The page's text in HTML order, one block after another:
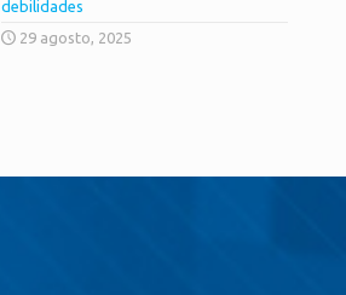
debilidades
29 agosto, 2025